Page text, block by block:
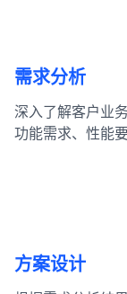
需求分析
深入了解客户业
功能需求、性能
方案设计